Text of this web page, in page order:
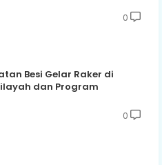
0
Besi Gelar Raker di
dan Program
0